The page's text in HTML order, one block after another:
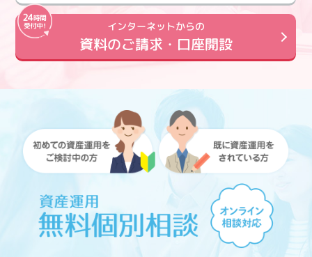
インターネットからの
資料のご請求・口座開設